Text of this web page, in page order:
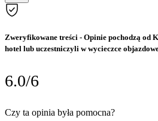
Zweryfikowane treści - Opinie pochodzą od
hotel lub uczestniczyli w wycieczce
6.0/6
Czy ta opinia była pomocna?